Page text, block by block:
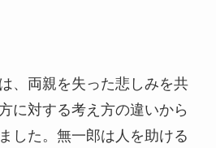
、両親を失った悲しみを共
に対する考え方の違いから
した。無一郎は人を助ける